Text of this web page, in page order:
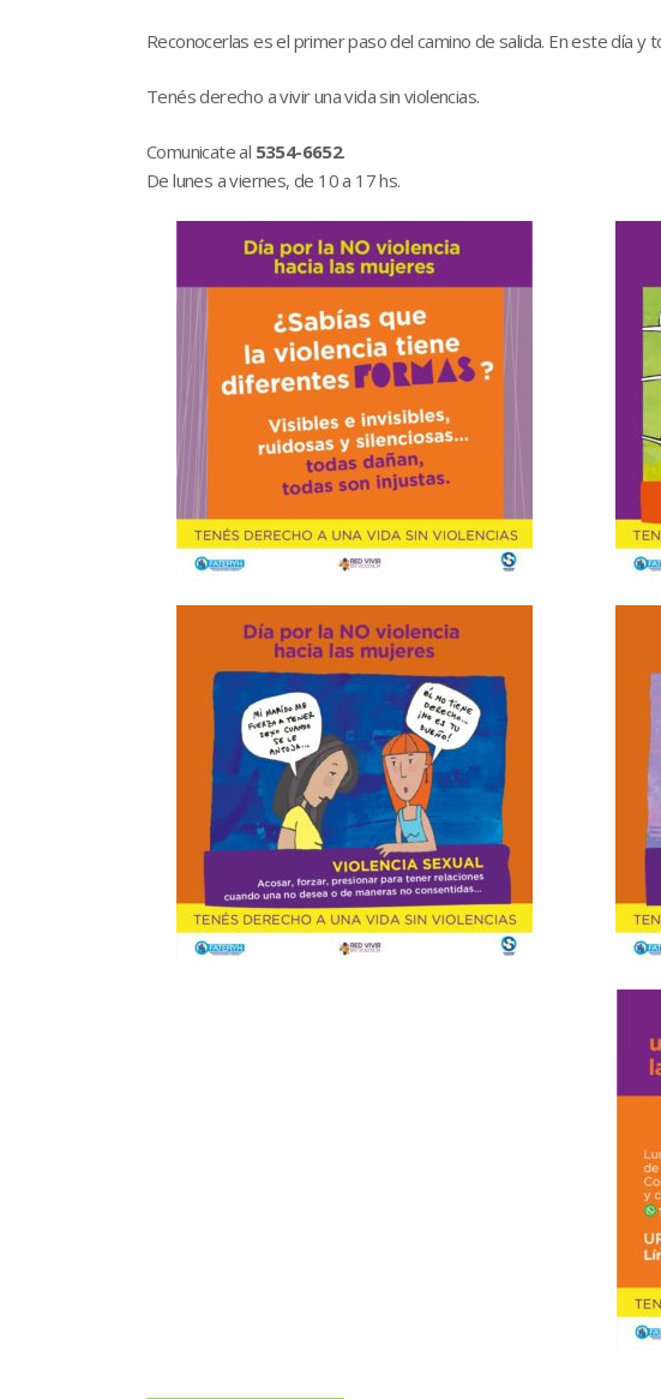
Reconocerlas es el primer paso del camino de salida. En este día y
Tenés derecho a vivir una vida sin violencias.
Comunicate al 5354-6652.
De lunes a viernes, de 10 a 17 hs.